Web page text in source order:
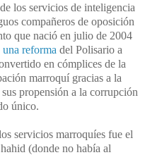
los servicios de inteligencia
compañeros de oposición
que nació en julio de 2004
reforma del Polisario a
en cómplices de la
marroquí gracias a la
propensión a la corrupción
único.
servicios marroquíes fue el
(donde no había al